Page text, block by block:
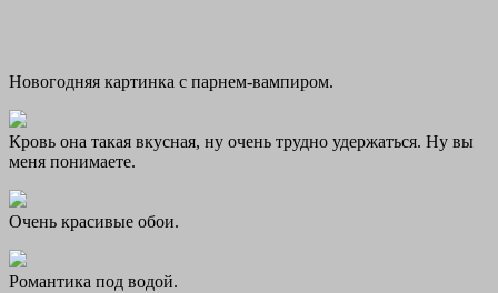
Новогодняя картинка с парнем-вампиром.
Кровь она такая вкусная, ну очень трудно удержаться. Ну вы
меня понимаете.
Очень красивые обои.
Романтика под водой.